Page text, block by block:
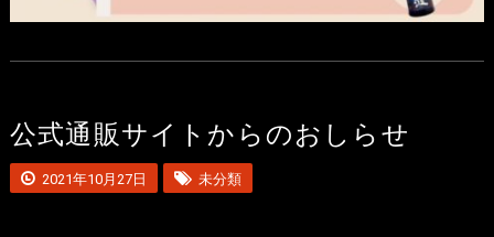
公式通販サイトからのおしらせ
2021年10月27日 未分類